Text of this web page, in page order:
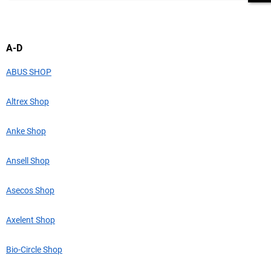
A-D
ABUS SHOP
Altrex Shop
Anke Shop
Ansell Shop
Asecos Shop
Axelent Shop
Bio-Circle Shop